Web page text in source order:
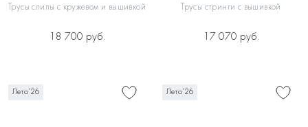
Трусы слипы с кружевом и вышивкой
18 700 руб.
Трусы стринги с вышивкой
17 070 руб.
Лето’26 Лето’26